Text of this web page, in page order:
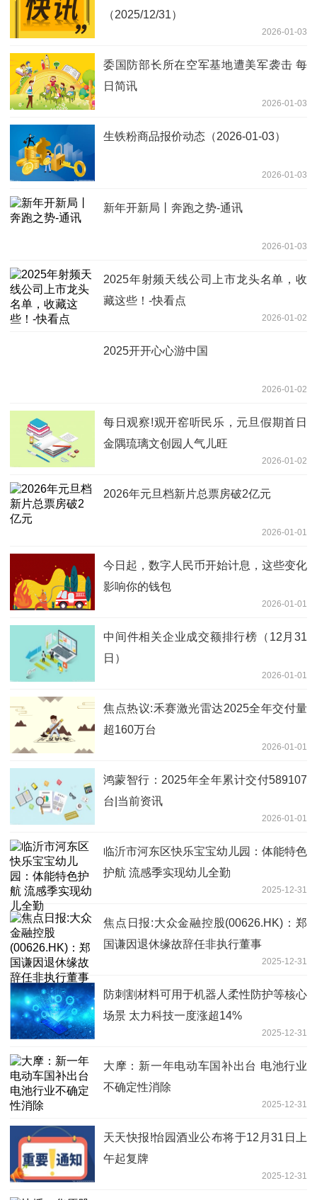
（2025/12/31）
2026-01-03
委国防部长所在空军基地遭美军袭击 每
日简讯
2026-01-03
生铁粉商品报价动态（2026-01-03）
2026-01-03
新年开新局丨奔跑之势-通讯
2026-01-03
2025年射频天线公司上市龙头名单，收
藏这些！-快看点
2026-01-02
2025开开心心游中国
2026-01-02
每日观察!观开窑听民乐，元旦假期首日
金隅琉璃文创园人气儿旺
2026-01-02
2026年元旦档新片总票房破2亿元
2026-01-01
今日起，数字人民币开始计息，这些变化
影响你的钱包
2026-01-01
中间件相关企业成交额排行榜（12月31
日）
2026-01-01
焦点热议:禾赛激光雷达2025全年交付量
超160万台
2026-01-01
鸿蒙智行：2025年全年累计交付589107
台|当前资讯
2026-01-01
临沂市河东区快乐宝宝幼儿园：体能特色
护航 流感季实现幼儿全勤
2025-12-31
焦点日报:大众金融控股(00626.HK)：郑
国谦因退休缘故辞任非执行董事
2025-12-31
防刺割材料可用于机器人柔性防护等核心
场景 太力科技一度涨超14%
2025-12-31
大摩：新一年电动车国补出台 电池行业
不确定性消除
2025-12-31
天天快报!怡园酒业公布将于12月31日上
午起复牌
2025-12-31